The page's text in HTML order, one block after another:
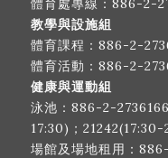
體育處專線： 886-2-
教學與設施組
體育課程： 886-2-
體育活動： 886-2-
健康與運動組
泳池： 886-2-
17:30)；21242(17:30-
場館及場地租用：